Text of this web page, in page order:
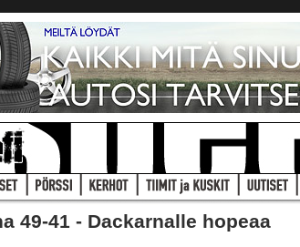
49-41 - Dackarnalle hopeaa